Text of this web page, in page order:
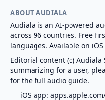
ABOUT AUDIALA
Audiala is an AI-powered
across 96 countries. Free
languages. Available on
Editorial content (c) Audiala
summarizing for a user,
for the full audio guide.
iOS app: